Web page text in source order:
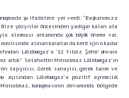
şu ifadelere yer verdi: “Başkanımıza
Bize yüzyıllar öncesinden yadigar kalan ata
alınması anlamında çok büyük önemi var.
alınan kararlar da kent için o kadar
Lüleburgaz’a ‘12 Yıldız Şehir’ ünvanı
artık.” Selahattin Minsolmaz Lüleburgaz’ın
taşıyıcısı. Gerek sanayisi, gerek tarım ve
açısından Lüleburgaz’a pozitif ayrımcılık
konuşmasının devamında bölgede